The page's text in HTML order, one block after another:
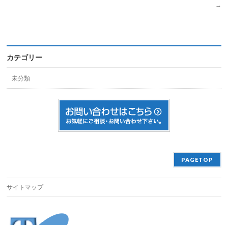
→
カテゴリー
未分類
PAGETOP
サイトマップ